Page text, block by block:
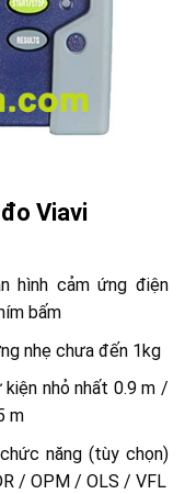
Viavi
hình cảm ứng điện
bấm
nhẹ chưa đến 1kg
nhỏ nhất 0.9 m /
m
năng (tùy chọn)
/ OPM / OLS / VFL